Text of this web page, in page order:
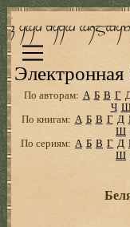
По авторам: А Б В Г
Ч
По книгам: А Б В Г Д
Ш
По сериям: А Б В Г Д
Ш